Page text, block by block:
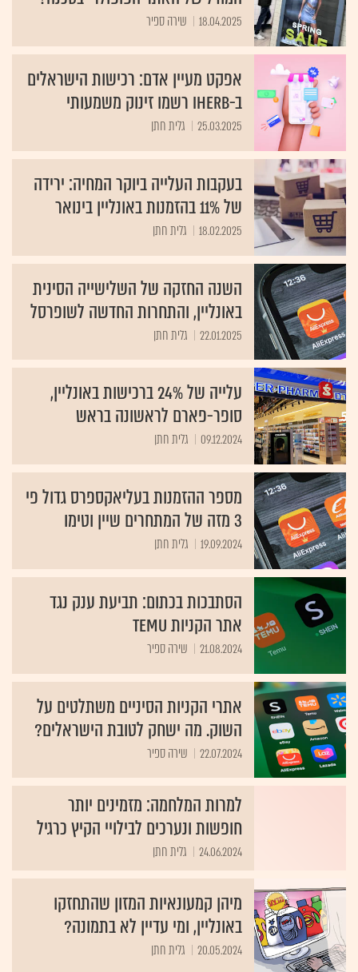
18.04.2025 שירה ספיר
אפקט מעיין אדם: רכישות הישראלים
ב-iHerb רשמו זינוק משמעותי
25.03.2025 גלית חתן
בעקבות העלייה ביוקר המחיה: ירידה
של 11% בהזמנות באונליין בינואר
18.02.2025 גלית חתן
השנה החזקה של השלישייה הסינית
באונליין, והתחרות החדשה לשופרסל
22.01.2025 גלית חתן
עלייה של 24% ברכישות באונליין,
סופר-פארם לראשונה בראש
09.12.2024 גלית חתן
מספר ההזמנות בעליאקספרס גדול פי
3 מזה של המתחרים שיין וטימו
19.09.2024 גלית חתן
הסתבכות בכתום: תביעת ענק נגד
אתר הקניות TEMU
21.08.2024 שירה ספיר
אתרי הקניות הסיניים משתלטים על
השוק. מה ישחק לטובת הישראלים?
22.07.2024 שירה ספיר
למרות המלחמה: מזמינים יותר
חופשות ונערכים לבילויי הקיץ כרגיל
24.06.2024 גלית חתן
מיהן קמעונאיות המזון שהתחזקו
באונליין, ומי עדיין לא בתמונה?
20.05.2024 גלית חתן